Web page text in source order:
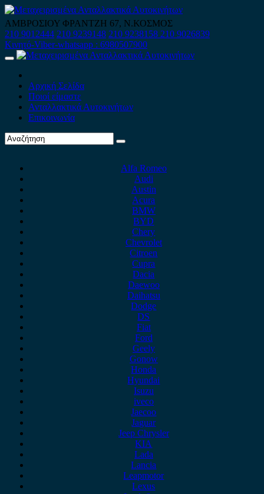
Skip
to
content
ΑΜΒΡΟΣΙΟΥ ΦΡΑΝΤΖΗ 67, Ν.ΚΟΣΜΟΣ
210 9012444 210 9239148 210 9238158 210 9026839
Κινητό-Viber-whatsapp : 6980507900
Primary
Αρχική Σελίδα
Ποιοί είμαστε
Ανταλλακτικά Αυτοκινήτων
Επικοινωνία
Alfa Romeo
Audi
Austin
Acura
BMW
BYD
Chery
Chevrolet
Citroen
Cupra
Dacia
Daewoo
Daihatsu
Dodge
DS
Fiat
Ford
Geely
Gonow
Honda
Hyundai
Isuzu
iveco
Jaecoo
Jaguar
Jeep Chrysler
KIA
Lada
Lancia
Leapmotor
Lexus